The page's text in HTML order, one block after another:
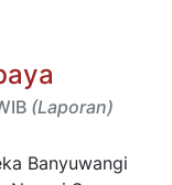
(Laporan)
Banyuwangi